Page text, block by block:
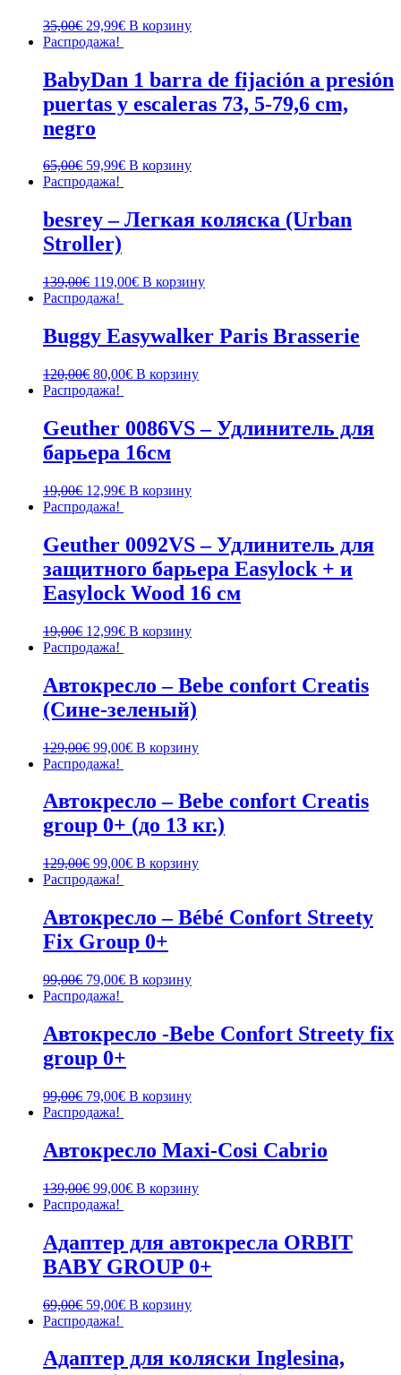
35,00€ 29,99€ В корзину
Распродажа!
BabyDan 1 barra de fijación a presión
puertas y escaleras 73, 5-79,6 cm,
negro
65,00€ 59,99€ В корзину
Распродажа!
besrey – Легкая коляска (Urban
Stroller)
139,00€ 119,00€ В корзину
Распродажа!
Buggy Easywalker Paris Brasserie
120,00€ 80,00€ В корзину
Распродажа!
Geuther 0086VS – Удлинитель для
барьера 16см
19,00€ 12,99€ В корзину
Распродажа!
Geuther 0092VS – Удлинитель для
защитного барьера Easylock + и
Easylock Wood 16 см
19,00€ 12,99€ В корзину
Распродажа!
Автокресло – Bebe confort Creatis
(Сине-зеленый)
129,00€ 99,00€ В корзину
Распродажа!
Автокресло – Bebe confort Creatis
group 0+ (до 13 кг.)
129,00€ 99,00€ В корзину
Распродажа!
Автокресло – Bébé Confort Streety
Fix Group 0+
99,00€ 79,00€ В корзину
Распродажа!
Автокресло -Bebe Confort Streety fix
group 0+
99,00€ 79,00€ В корзину
Распродажа!
Автокресло Maxi-Cosi Cabrio
139,00€ 99,00€ В корзину
Распродажа!
Адаптер для автокресла ORBIT
BABY GROUP 0+
69,00€ 59,00€ В корзину
Распродажа!
Адаптер для коляски Inglesina,